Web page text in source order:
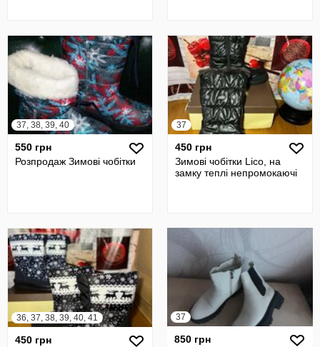
37, 38, 39, 40
550 грн
Розпродаж Зимові чобітки
37
450 грн
Зимові чобітки Lico, на
замку теплі непромокаючі
36, 37, 38, 39, 40, 41
450 грн
37
850 грн